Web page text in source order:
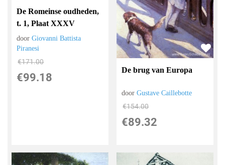
De Romeinse oudheden,
t. 1, Plaat XXXV
doorGiovanni Battista
Piranesi
€171.00
€99.18
De brug van Europa
doorGustave Caillebotte
€154.00
€89.32